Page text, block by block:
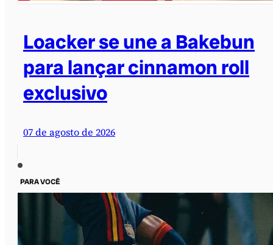
Loacker se une a Bakebun
para lançar cinnamon roll
exclusivo
07 de agosto de 2026
PARA VOCÊ